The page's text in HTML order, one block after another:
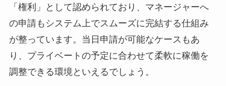
「権利」として認められており、マネージャーへ
の申請もシステム上でスムーズに完結する仕組み
が整っています。当日申請が可能なケースもあ
り、プライベートの予定に合わせて柔軟に稼働を
調整できる環境といえるでしょう。